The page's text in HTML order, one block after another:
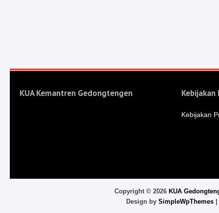
KUA Kemantren Gedongtengen Kebijakan
Kebijakan
Copyright © 2026 KUA
Design by SimpleWpThemes